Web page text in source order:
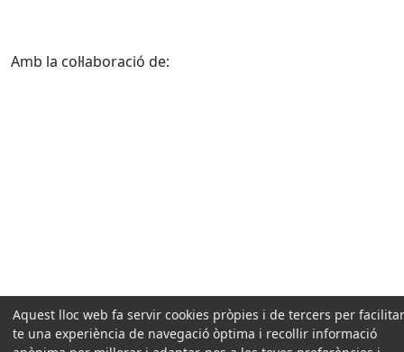
Amb la col·laboració de:
Aquest lloc web fa servir cookies pròpies i de tercers per
te una experiència de navegació òptima i recollir informació